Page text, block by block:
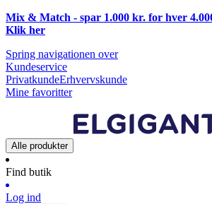
Mix & Match - spar 1.000 kr. for hver
Klik her
Spring navigationen over
Kundeservice
PrivatkundeErhvervskunde
Mine favoritter
Alle produkter
Find butik
Log ind